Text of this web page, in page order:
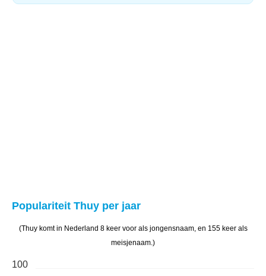
Populariteit Thuy per jaar
(Thuy komt in Nederland 8 keer voor als jongensnaam, en 155 keer als
meisjenaam.)
100